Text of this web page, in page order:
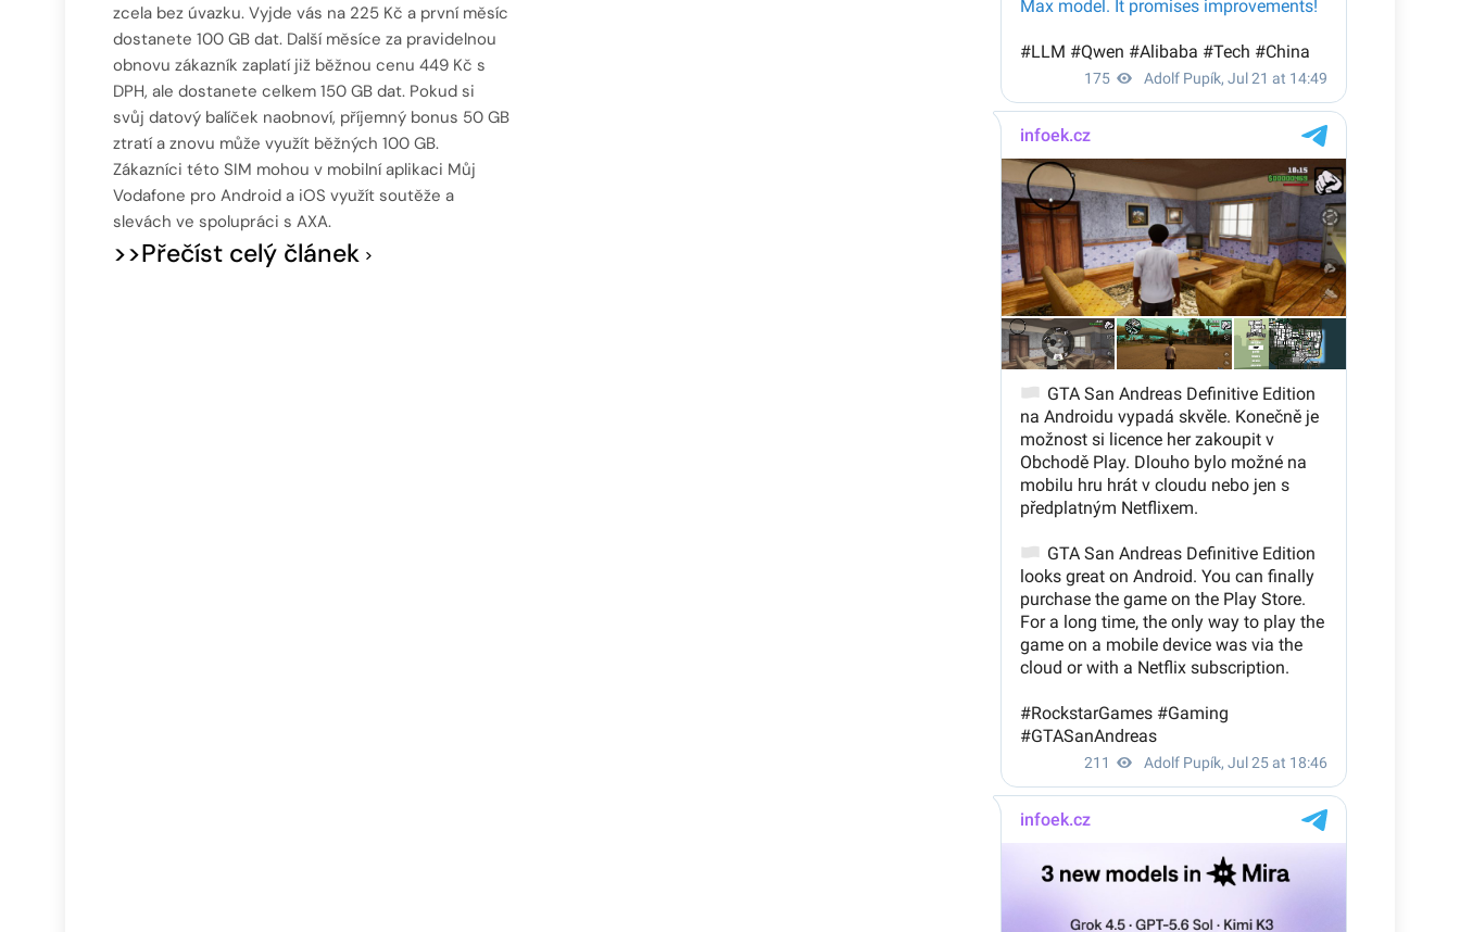
zcela bez úvazku. Vyjde vás na 225 Kč a první měsíc
dostanete 100 GB dat. Další měsíce za pravidelnou
obnovu zákazník zaplatí již běžnou cenu 449 Kč s
DPH, ale dostanete celkem 150 GB dat. Pokud si
svůj datový balíček naobnoví, příjemný bonus 50 GB
ztratí a znovu může využít běžných 100 GB.
Zákazníci této SIM mohou v mobilní aplikaci Můj
Vodafone pro Android a iOS využít soutěže a
slevách ve spolupráci s AXA.
>>Přečíst celý článek